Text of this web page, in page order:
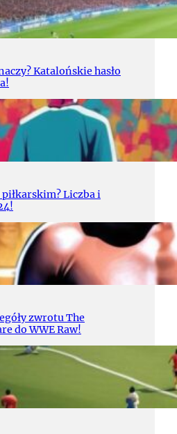
Katalońskie hasło
Liczba i
zwrotu The
do WWE Raw!